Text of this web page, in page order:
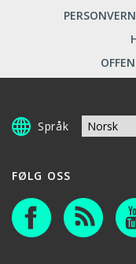
Språk
FØLG OSS